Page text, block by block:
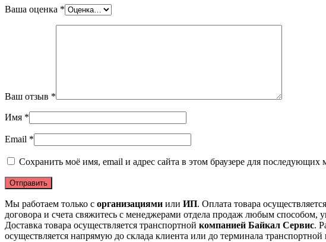
Ваша оценка *
Ваш отзыв *
Имя *
Email *
Сохранить моё имя, email и адрес сайта в этом браузере для последующих
Мы работаем только с организациями или ИП. Оплата товара осуществляется
договора и счета свяжитесь с менеджерами отдела продаж любым способом,
Доставка товара осуществляется транспортной компанией Байкал Сервис.
осуществляется напрямую до склада клиента или до терминала